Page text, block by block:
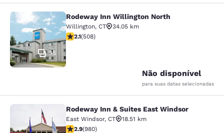
Rodeway Inn Willington North
15
Rodeway Inn Willington North
Willington, CT
34.05 km
classificação 2.13 estrelas. Razoável. 508 avaliações
2.1(508)
Não disponível
para suas datas selecionadas
Rodeway Inn & Suites East Windsor
Rodeway Inn & Suites East Windsor
East Windsor, CT
18.51 km
classificação 2.89 estrelas. Razoável. 980 avaliações
2.9(980)